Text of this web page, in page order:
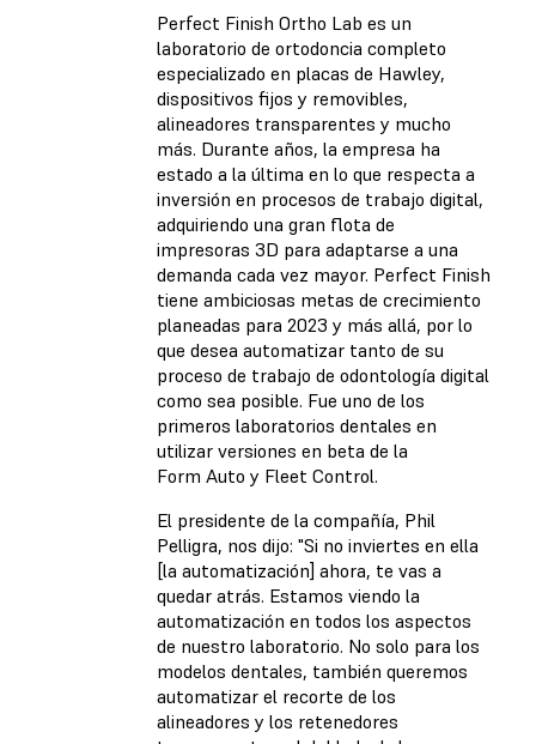
Perfect Finish Ortho Lab es un
laboratorio de ortodoncia completo
especializado en placas de Hawley,
dispositivos fijos y removibles,
alineadores transparentes y mucho
más. Durante años, la empresa ha
estado a la última en lo que respecta a
inversión en procesos de trabajo digital,
adquiriendo una gran flota de
impresoras 3D para adaptarse a una
demanda cada vez mayor. Perfect Finish
tiene ambiciosas metas de crecimiento
planeadas para 2023 y más allá, por lo
que desea automatizar tanto de su
proceso de trabajo de odontología digital
como sea posible. Fue uno de los
primeros laboratorios dentales en
utilizar versiones en beta de la
Form Auto y Fleet Control.
El presidente de la compañía, Phil
Pelligra, nos dijo: "Si no inviertes en ella
[la automatización] ahora, te vas a
quedar atrás. Estamos viendo la
automatización en todos los aspectos
de nuestro laboratorio. No solo para los
modelos dentales, también queremos
automatizar el recorte de los
alineadores y los retenedores